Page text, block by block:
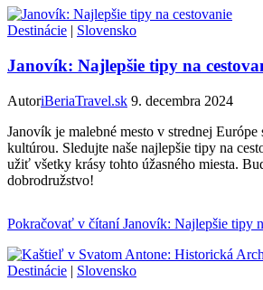
Destinácie | Slovensko
Janovík: Najlepšie tipy na
AutoriBeriaTravel.sk 9. decembra 2024
Janovík je malebné mesto v strednej Európe
kultúrou. Sledujte naše najlepšie tipy na
užiť všetky krásy tohto úžasného miesta.
dobrodružstvo!
Pokračovať v čítaníJanovík: Najlepšie tipy
Destinácie | Slovensko